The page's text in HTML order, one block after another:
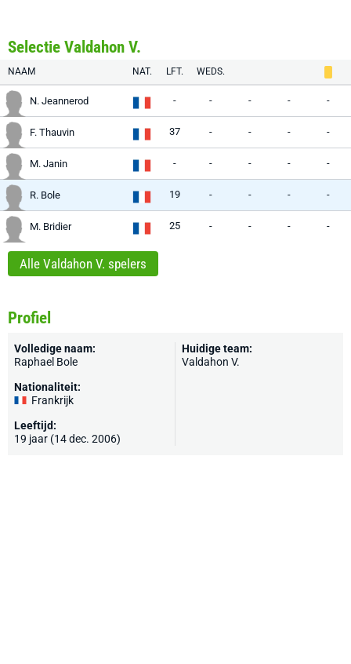
Selectie Valdahon V.
NAAM NAT. LFT. WEDS.
N. Jeannerod - - - - -
F. Thauvin 37 - - - -
M. Janin - - - - -
R. Bole 19 - - - -
M. Bridier 25 - - - -
Alle Valdahon V. spelers
Profiel
Volledige naam:
Raphael Bole
Nationaliteit:
Frankrijk
Leeftijd:
19 jaar (14 dec. 2006)
Huidige team:
Valdahon V.